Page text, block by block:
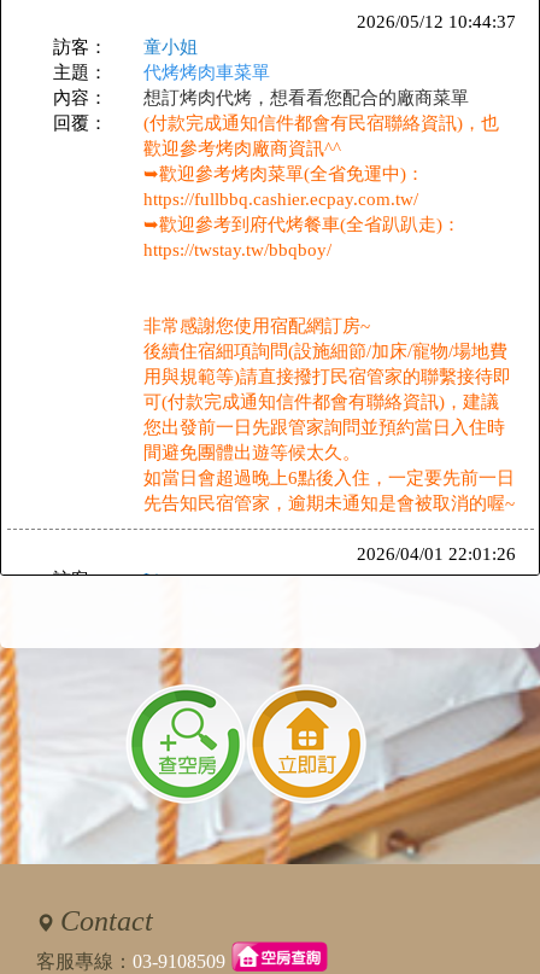
2026/05/12 10:44:37
訪客：
童小姐
主題：
代烤烤肉車菜單
內容：
想訂烤肉代烤，想看看您配合的廠商菜單
回覆：
(付款完成通知信件都會有民宿聯絡資訊)，也
歡迎參考烤肉廠商資訊^^
➥歡迎參考烤肉菜單(全省免運中)：
https://fullbbq.cashier.ecpay.com.tw/
➥歡迎參考到府代烤餐車(全省趴趴走)：
https://twstay.tw/bbqboy/
非常感謝您使用宿配網訂房~
後續住宿細項詢問(設施細節/加床/寵物/場地費
用與規範等)請直接撥打民宿管家的聯繫接待即
可(付款完成通知信件都會有聯絡資訊)，建議
您出發前一日先跟管家詢問並預約當日入住時
間避免團體出遊等候太久。
如當日會超過晚上6點後入住，一定要先前一日
先告知民宿管家，逾期未通知是會被取消的喔~
2026/04/01 22:01:26
訪客：
Lin
歲),選10人包棟嗎?
您好，可以喔，會提供二人房＋二間四人房給
您
2025/12/05 17:50:22
蘇筱茹
包棟
內容：
有提供KTV嗎？
您好，沒有提供喔
訪客：
yoki
主題：
房間只有四間嗎?
Contact
客服專線： 03-9108509